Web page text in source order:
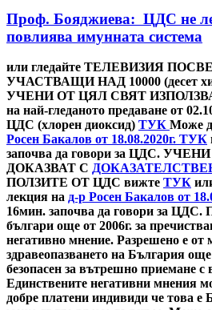
Проф. Бояджиева: ЦДС не
повлиява имунната система
или гледайте ТЕЛЕВИЗИЯ
УЧАСТВАЩИ НАД 10000 (десет
УЧЕНИ ОТ ЦЯЛ СВЯТ
на най-гледаното предаване от
ЦДС (хлорен диоксид) ТУК Може
Росен Бакалов от 18.08.2020г. ТУК
започва да говори за ЦДС.
ДОКАЗВАТ С
ПОЛЗИТЕ ОТ ЦДС вижте ТУК
лекция на д-р Росен Бакалов от
16мин. започва да говори за ЦДС.
българи още от 2006г. за
негативно мнение. Разрешено е от
здравеопазването на България още
безопасен за вътрешно приемане с
Единствените негативни мнения
добре платени индивиди че това